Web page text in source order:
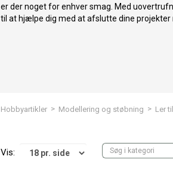
er der noget for enhver smag. Med
til at hjælpe dig med at afslutte dine projekter
Hobbyartikler > Modellering og støbning > Ler
Vis: